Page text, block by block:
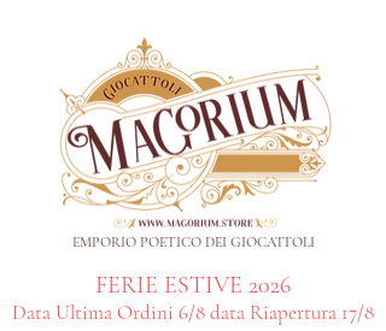
EMPORIO POETICO DEI GIOCATTOLI
FERIE ESTIVE 2026
Data Ultima Ordini 6/8 data Riapertura 17/8